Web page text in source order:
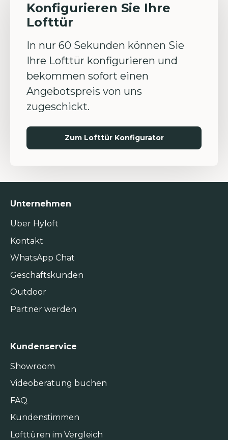
Konfigurieren Sie Ihre
Lofttür
In nur 60 Sekunden können Sie
Ihre Lofttür konfigurieren und
bekommen sofort einen
Angebotspreis von uns
zugeschickt.
Zum Lofttür Konfigurator
Unternehmen
Über Hyloft
Kontakt
WhatsApp Chat
Geschäftskunden
Outdoor
Partner werden
Kundenservice
Showroom
Videoberatung buchen
FAQ
Kundenstimmen
Lofttüren im Vergleich